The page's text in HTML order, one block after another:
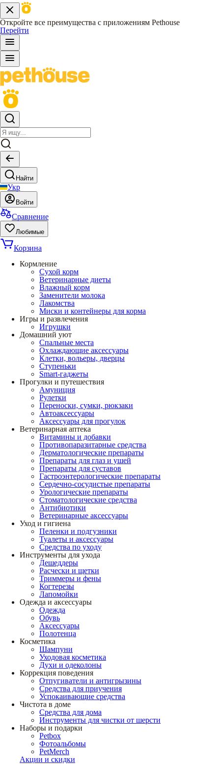
Откройте все преимущества с приложениям Pethouse
Перейти
Найти
Укр
Войти
Сравнение
Любимые
Корзина
Кормление
Сухой корм
Ветеринарные диеты
Влажный корм
Заменители молока
Лакомства
Миски и контейнеры для корма
Игры и развлечения
Игрушки
Домашний уют
Спальные места
Охлаждающие аксессуары
Клетки, вольеры, дверцы
Ступеньки
Smart-гаджеты
Прогулки и путешествия
Амуниция
Рулетки
Переноски, сумки, рюкзаки
Автоаксессуары
Аксессуары для прогулок
Ветеринарная аптека
Витамины и добавки
Противопаразитарные средства
Дерматологические препараты
Препараты для глаз и ушей
Препараты для суставов
Гастроэнтерологические препараты
Сердечно-сосудистые препараты
Урологические препараты
Стоматологические средства
Антибиотики
Ветеринарные аксессуары
Уход и гигиена
Пеленки и подгузники
Туалеты и аксессуары
Средства по уходу
Инструменты для ухода
Дешеддеры
Расчески и щетки
Триммеры и фены
Когтерезы
Лапомойки
Одежда и аксессуары
Одежда
Обувь
Аксессуары
Полотенца
Косметика
Шампуни
Уходовая косметика
Духи и одеколоны
Коррекция поведения
Отпугиватели и антигрызины
Средства для приучения
Успокаивающие средства
Чистота в доме
Средства для дома
Инструменты для чистки от шерсти
Наборы и подарки
Petbox
Фотоальбомы
PetMerch
Акции и скидки